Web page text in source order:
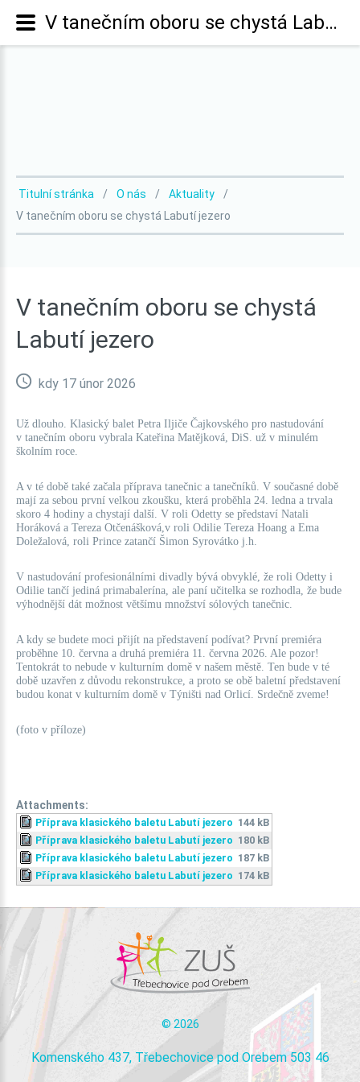
Titulní stránka O nás
Aktuality
V tanečním oboru se chystá Labutí jezero
V tanečním oboru se chystá
Labutí jezero
kdy 17 únor 2026
Už dlouho. Klasický balet Petra Iljiče Čajkovského pro nastudování
v tanečním oboru vybrala Kateřina Matějková, DiS. už v minulém
školním roce.
A v té době také začala příprava tanečnic a tanečníků. V současné době
mají za sebou první velkou zkoušku, která proběhla 24. ledna a trvala
skoro 4 hodiny a chystají další. V roli Odetty se představí Natali
Horáková a Tereza Otčenášková,v roli Odilie Tereza Hoang a Ema
Doležalová, roli Prince zatančí Šimon Syrovátko j.h.
V nastudování profesionálními divadly bývá obvyklé, že roli Odetty i
Odilie tančí jediná primabalerína, ale paní učitelka se rozhodla, že bude
výhodnější dát možnost většímu množství sólových tanečnic.
A kdy se budete moci přijít na představení podívat? První premiéra
proběhne 10. června a druhá premiéra 11. června 2026. Ale pozor!
Tentokrát to nebude v kulturním domě v našem městě. Ten bude v té
době uzavřen z důvodu rekonstrukce, a proto se obě baletní představení
budou konat v kulturním domě v Týništi nad Orlicí. Srdečně zveme!
(foto v příloze)
Attachments:
Příprava klasického baletu Labutí jezero 144 kB
Příprava klasického baletu Labutí jezero 180 kB
Příprava klasického baletu Labutí jezero 187 kB
Příprava klasického baletu Labutí jezero 174 kB
© 2026
Komenského 437, Třebechovice pod Orebem 503 46
V tanečním oboru se chystá Labutí jezero